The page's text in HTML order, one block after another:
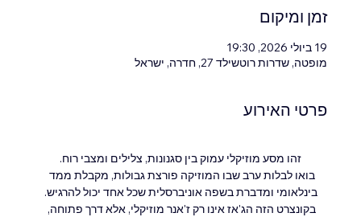
זמן ומיקום
19 ביולי 2026, 19:30
מופטה, שדרות רוטשילד 27, חדרה, ישראל
פרטי האירוע
זהו מסע מוזיקלי עמוק בין סגנונות, צלילים ומצבי רוח.
בואו לבלות ערב שבו המוזיקה פורצת גבולות, מקבלת ממד
בינלאומי ומדברת בשפה אוניברסלית שכל אחד יכול להרגיש.
בקונצרט הזה הג'אז אינו רק ז'אנר מוזיקלי, אלא דרך פתוחה,